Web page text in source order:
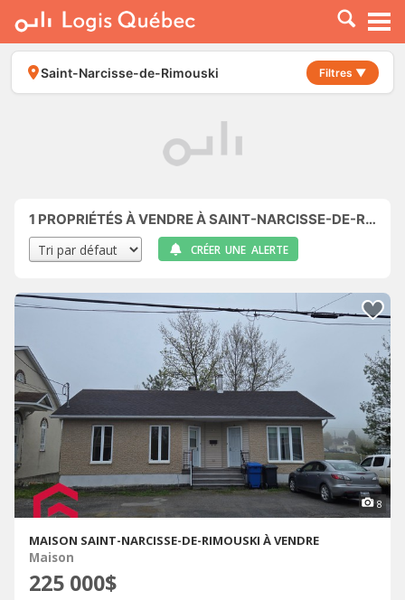
À LOUER
À VENDRE
PLACER UNE ANNONCE
Saint-Narcisse-de-Rimouski Filtres ▼
1 PROPRIÉTÉS À VENDRE À SAINT-NARCISSE-DE-RIMOUSKI
CRÉER UNE ALERTE
8
MAISON SAINT-NARCISSE-DE-RIMOUSKI À VENDRE
Maison
225 000$